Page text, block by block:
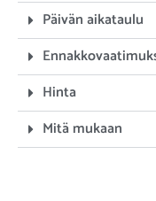
Päivän aikataulu
Hinta
Mitä mukaan